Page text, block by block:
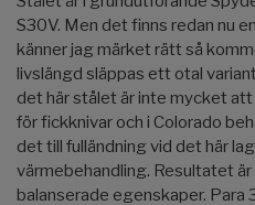
S30V. Men det finns redan nu
känner jag märket rätt så
livslängd släppas ett otal
det här stålet är inte mycket
för fickknivar och i Colorado
det till fulländning vid det här
värmebehandling. Resultatet
balanserade egenskaper. Para